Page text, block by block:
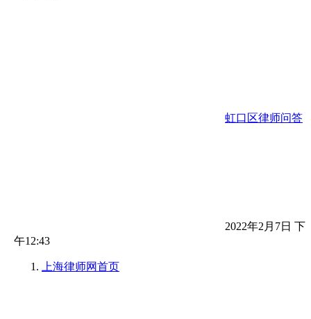
虹口区律师问答
2022年2月7日 下
午12:43
上海律师网首页